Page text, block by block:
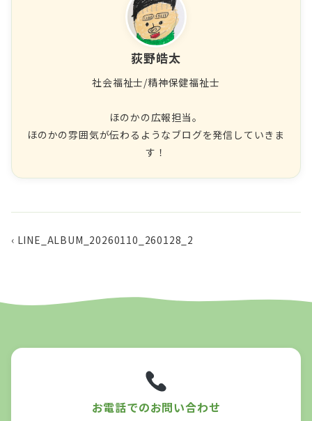
荻野皓太
社会福祉士/精神保健福祉士
ほのかの広報担当。
ほのかの雰囲気が伝わるようなブログを発信していきま
す！
‹ LINE_ALBUM_20260110_260128_2
お電話でのお問い合わせ